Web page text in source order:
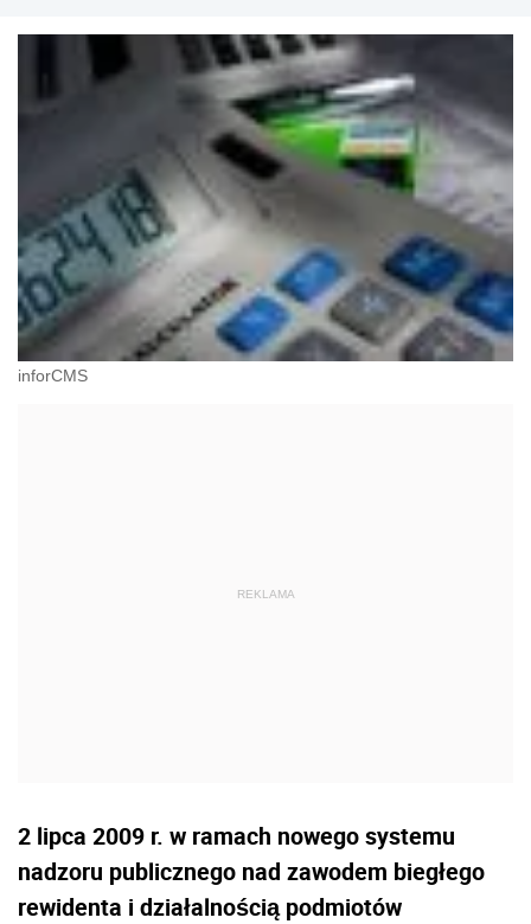
inforCMS
2 lipca 2009 r. w ramach nowego systemu
nadzoru publicznego nad zawodem biegłego
rewidenta i działalnością podmiotów